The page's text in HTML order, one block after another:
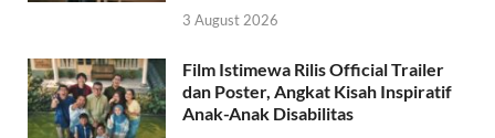
3 August 2026
Film Istimewa Rilis Official Trailer
dan Poster, Angkat Kisah Inspiratif
Anak-Anak Disabilitas